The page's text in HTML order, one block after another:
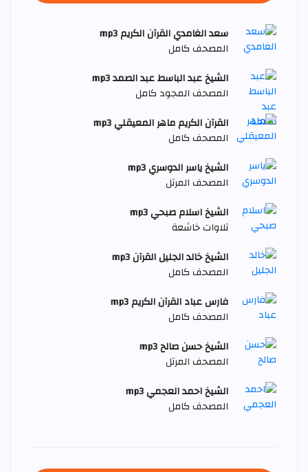
سعد الغامدي القرآن الكريم mp3
المصحف كامل
الشيخ عبد الباسط عبد الصمد mp3
المصحف المجود كامل
القرآن الكريم ماهر المعيقلي mp3
المصحف كامل
الشيخ ياسر الدوسري mp3
المصحف المرتل
الشيخ اسلام صبحي mp3
تلاوات خاشعة
الشيخ خالد الجليل القرآن mp3
المصحف كامل
فارس عباد القرآن الكريم mp3
المصحف كامل
الشيخ حسن صالح mp3
المصحف المرتل
الشيخ احمد العجمي mp3
المصحف كامل